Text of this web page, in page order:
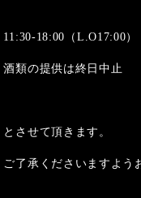
11:30-18:00（L.O17:00）
酒類の提供は終日中止
とさせて頂きます。
ご了承くださいますよう